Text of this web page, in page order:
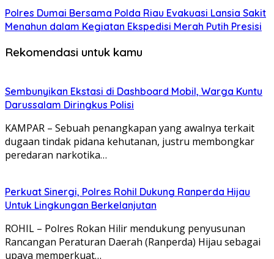
Polres Dumai Bersama Polda Riau Evakuasi Lansia Sakit
Menahun dalam Kegiatan Ekspedisi Merah Putih Presisi
Rekomendasi untuk kamu
Sembunyikan Ekstasi di Dashboard Mobil, Warga Kuntu
Darussalam Diringkus Polisi
KAMPAR – Sebuah penangkapan yang awalnya terkait
dugaan tindak pidana kehutanan, justru membongkar
peredaran narkotika…
Perkuat Sinergi, Polres Rohil Dukung Ranperda Hijau
Untuk Lingkungan Berkelanjutan
ROHIL – Polres Rokan Hilir mendukung penyusunan
Rancangan Peraturan Daerah (Ranperda) Hijau sebagai
upaya memperkuat…